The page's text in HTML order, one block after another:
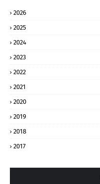
2026
2025
2024
2023
2022
2021
2020
2019
2018
2017